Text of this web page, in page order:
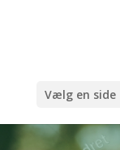
Vælg en side